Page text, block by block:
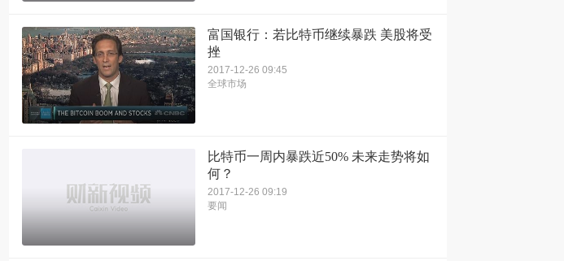
富国银行：若比特币继续暴跌 美股将受
挫
2017-12-26 09:45
全球市场
比特币一周内暴跌近50% 未来走势将如
何？
2017-12-26 09:19
要闻